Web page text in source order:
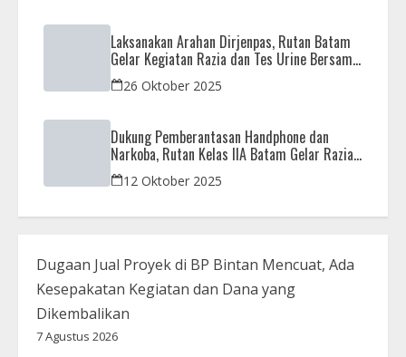
Laksanakan Arahan Dirjenpas, Rutan Batam
Gelar Kegiatan Razia dan Tes Urine Bersama
APH26 Oktober 2025
Dukung Pemberantasan Handphone dan
Narkoba, Rutan Kelas IIA Batam Gelar Razia
Bersama Aparat Penegak Hukum
12 Oktober 2025
Dugaan Jual Proyek di BP Bintan Mencuat, Ada
Kesepakatan Kegiatan dan Dana yang
Dikembalikan
7 Agustus 2026